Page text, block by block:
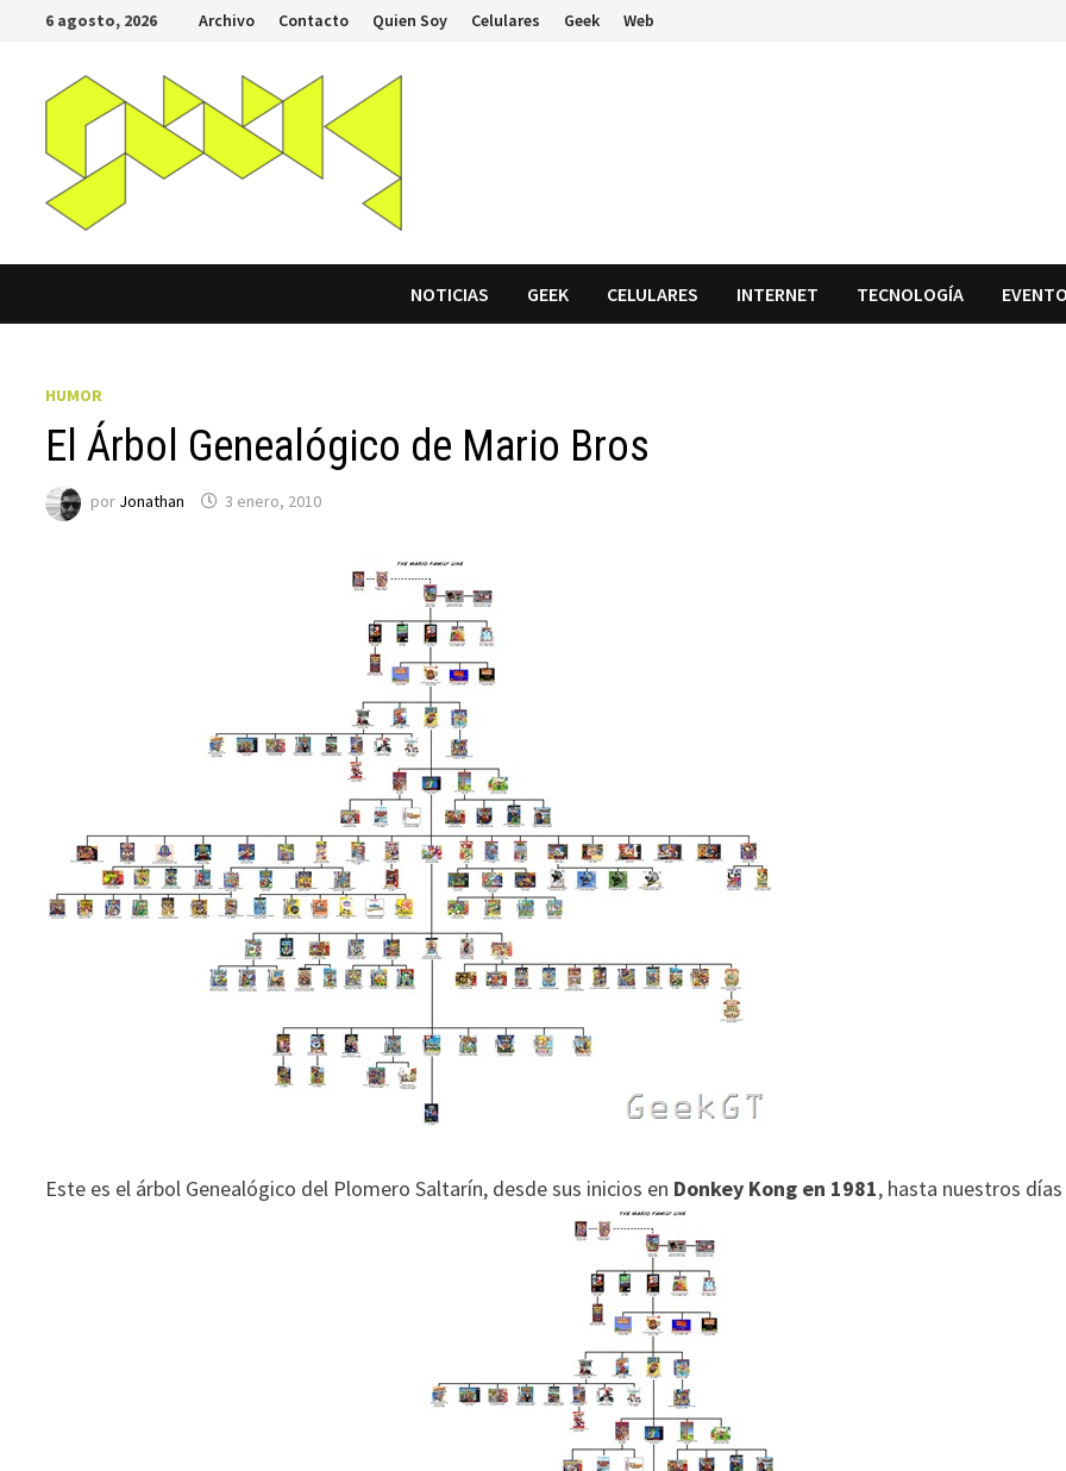
Saltar
contenido
6 agosto, 2026 Archivo Contacto Quien Soy Celulares Geek Web
NOTICIAS GEEK CELULARES INTERNET TECNOLOGÍA
HUMOR
El Árbol Genealógico de Mario Bros
por Jonathan 3 enero, 2010
Este es el árbol Genealógico del Plomero Saltarín, desde sus inicios en Donkey Kong en 1981, hasta nuestros